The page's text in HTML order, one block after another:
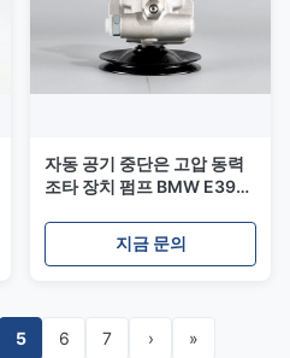
자동 공기 중단은 고압 동력
조타 장치 펌프 BMW E39
다
지금 문의
5 6 7 › »